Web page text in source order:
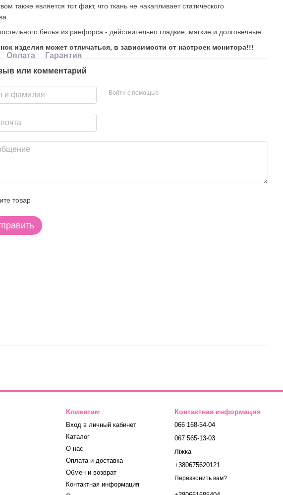
также является тот факт, что ткань не накапливает статического
белья из ранфорса - действительно гладкие, мягкие и долговечные.
изделия может отличаться, в зависимости от настроек монитора!!!
Оплата
Гарантия
или комментарий
Войти с помощью
товар
Клиентам
Вход в личный кабинет
Каталог
О нас
Оплата и доставка
Обмен и возврат
Контактная информация
Контактная информация
066 168-54-04
067 565-13-03
Ліжка
+380675620121
Перезвонить вам?